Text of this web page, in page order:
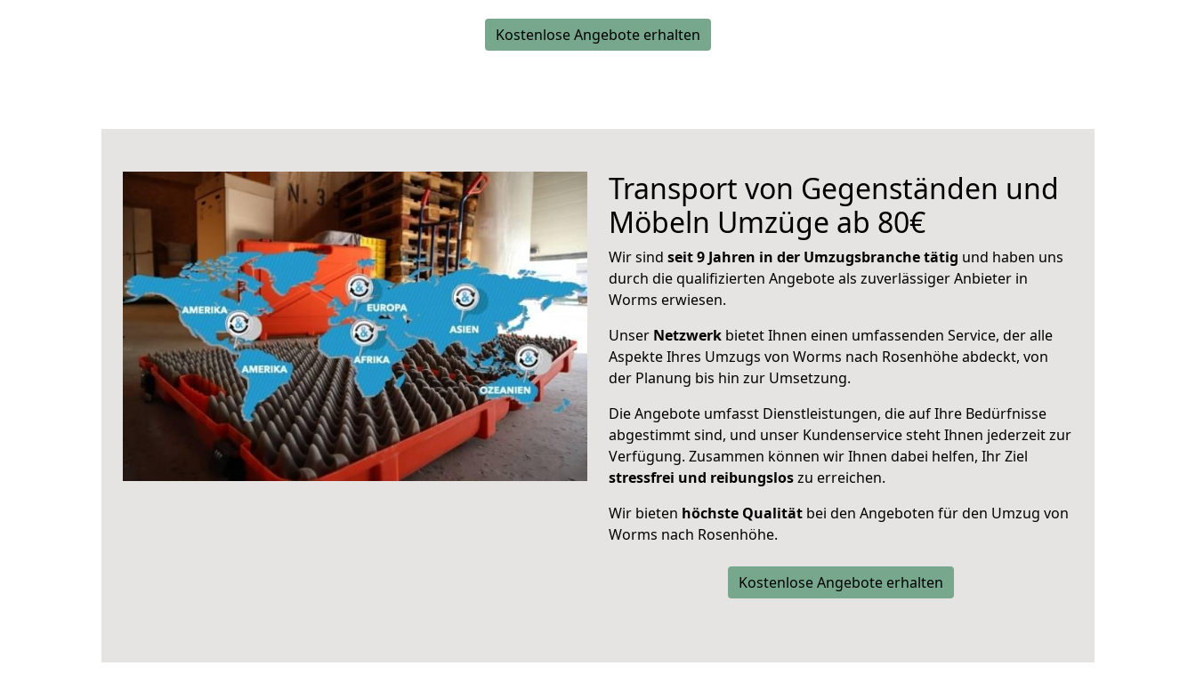
Kostenlose Angebote erhalten
Transport von Gegenständen und
Möbeln Umzüge ab 80€
Wir sind seit 9 Jahren in der Umzugsbranche tätig und haben uns
durch die qualifizierten Angebote als zuverlässiger Anbieter in
Worms erwiesen.
Unser Netzwerk bietet Ihnen einen umfassenden Service, der alle
Aspekte Ihres Umzugs von Worms nach Rosenhöhe abdeckt, von
der Planung bis hin zur Umsetzung.
Die Angebote umfasst Dienstleistungen, die auf Ihre Bedürfnisse
abgestimmt sind, und unser Kundenservice steht Ihnen jederzeit zur
Verfügung. Zusammen können wir Ihnen dabei helfen, Ihr Ziel
stressfrei und reibungsloszu erreichen.
Wir bieten höchste Qualität bei den Angeboten für den Umzug von
Worms nach Rosenhöhe.
Kostenlose Angebote erhalten